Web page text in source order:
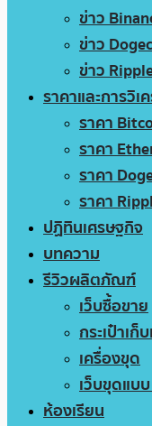
ข่าว
ข่าว
ข่าว
ราคาและการวิเ
ราคา
ราคา
ราคา
ราคา
ปฏิทินเศรษฐกิจ
บทความ
รีวิวผลิตภัณฑ์
เว็บซื้อขาย
กระเป๋าเก็
เครื่องขุด
เว็บขุดแบ
ห้องเรียน